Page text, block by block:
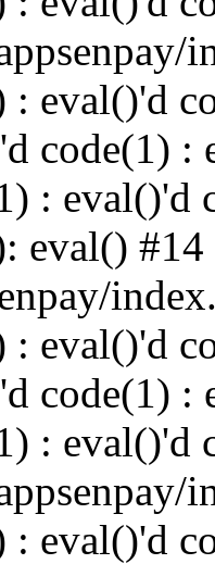
: eval()'d
code(1) :
: eval()'d
eval() #14
: eval()'d
code(1) :
: eval()'d
: eval()'d